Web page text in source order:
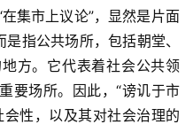
指公共场所，包括朝堂、
方。它代表着社会公共领
要场所。因此，“谤讥于市
性，以及其对社会治理的